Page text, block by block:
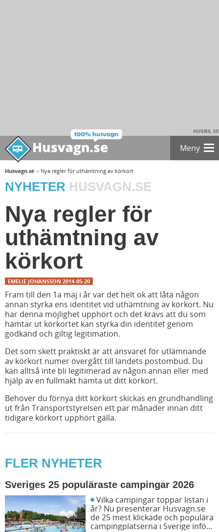
HUSBIL.SE
Meny
Husvagn.se » Nya regler för uthämtning av körkort
NYHETER HUSVAGN.SE
Nya regler för
uthämtning av
körkort
EMELIE JOHANSSON 2014-05-20
Fram till den 1a maj i år var det helt ok att låta någon
annan styrka ens identitet vid uthämtning av körkort. Nu
har denna möjlighet upphört och det krävs att du som
hämtar ut körkortet kan styrka din identitet genom
godkänd och giltig legitimation.
Det som skett praktiskt är att ansvaret för utlämnande
av körkort numer övergått till landets postombud. Du
kan alltså inte bli legitimerad av någon annan eller med
hjälp av en fullmakt hämta ut ditt körkort.
Behöver du förnya ditt körkort skickas en grundhandling
ut från Transportstyrelsen ett par månader innan ditt
tidigare körkort upphört gälla.
FLER NYHETER
Sveriges 25 populäraste campingar 2026
Vilka campingar toppar listan i
år? Nu presenterar Husvagn.se
de 25 mest klickade och populära
campingplatserna i Sverige inför